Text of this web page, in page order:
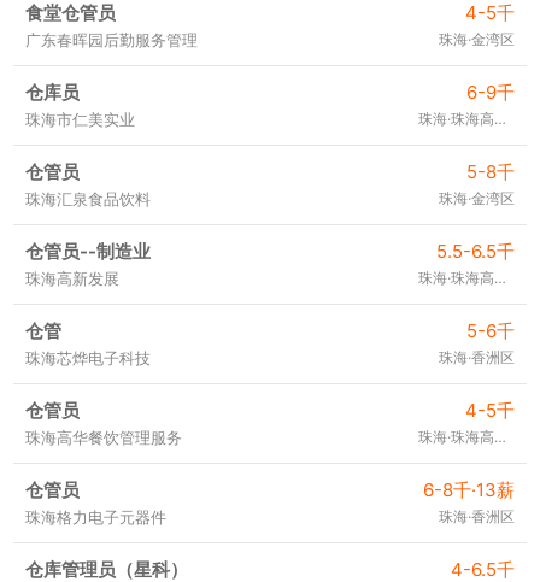
食堂仓管员 4-5千
广东春晖园后勤服务管理 珠海·金湾区
仓库员 6-9千
珠海市仁美实业 珠海·珠海高新区
仓管员 5-8千
珠海汇泉食品饮料 珠海·金湾区
仓管员--制造业 5.5-6.5千
珠海高新发展 珠海·珠海高新区
仓管 5-6千
珠海芯烨电子科技 珠海·香洲区
仓管员 4-5千
珠海高华餐饮管理服务 珠海·珠海高新区
仓管员 6-8千·13薪
珠海格力电子元器件 珠海·香洲区
仓库管理员（星科） 4-6.5千